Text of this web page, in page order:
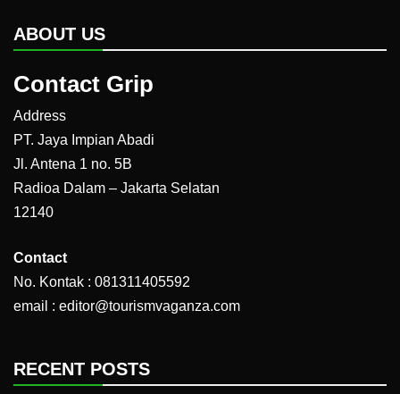
ABOUT US
Contact Grip
Address
PT. Jaya Impian Abadi
Jl. Antena 1 no. 5B
Radioa Dalam – Jakarta Selatan
12140
Contact
No. Kontak : 081311405592
email : editor@tourismvaganza.com
RECENT POSTS